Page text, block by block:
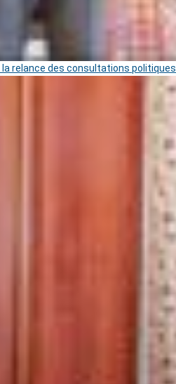
relance des consultations politiques